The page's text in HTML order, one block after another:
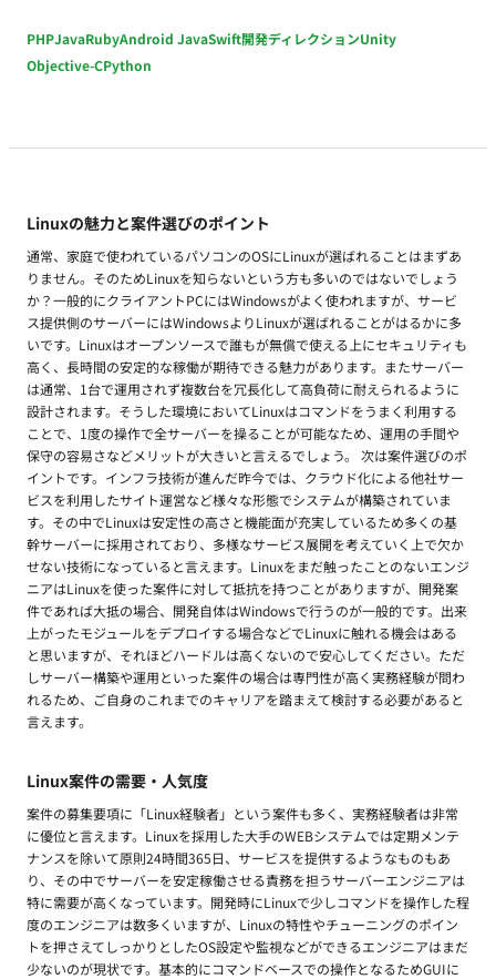
PHPJavaRubyAndroid JavaSwift開発ディレクションUnity
Objective-CPython
Linuxの魅力と案件選びのポイント
通常、家庭で使われているパソコンのOSにLinuxが選ばれることはまずあ
りません。そのためLinuxを知らないという方も多いのではないでしょう
か？一般的にクライアントPCにはWindowsがよく使われますが、サービ
ス提供側のサーバーにはWindowsよりLinuxが選ばれることがはるかに多
いです。Linuxはオープンソースで誰もが無償で使える上にセキュリティも
高く、長時間の安定的な稼働が期待できる魅力があります。またサーバー
は通常、1台で運用されず複数台を冗長化して高負荷に耐えられるように
設計されます。そうした環境においてLinuxはコマンドをうまく利用する
ことで、1度の操作で全サーバーを操ることが可能なため、運用の手間や
保守の容易さなどメリットが大きいと言えるでしょう。 次は案件選びのポ
イントです。インフラ技術が進んだ昨今では、クラウド化による他社サー
ビスを利用したサイト運営など様々な形態でシステムが構築されていま
す。その中でLinuxは安定性の高さと機能面が充実しているため多くの基
幹サーバーに採用されており、多様なサービス展開を考えていく上で欠か
せない技術になっていると言えます。Linuxをまだ触ったことのないエンジ
ニアはLinuxを使った案件に対して抵抗を持つことがありますが、開発案
件であれば大抵の場合、開発自体はWindowsで行うのが一般的です。出来
上がったモジュールをデプロイする場合などでLinuxに触れる機会はある
と思いますが、それほどハードルは高くないので安心してください。ただ
しサーバー構築や運用といった案件の場合は専門性が高く実務経験が問わ
れるため、ご自身のこれまでのキャリアを踏まえて検討する必要があると
言えます。
Linux案件の需要・人気度
案件の募集要項に「Linux経験者」という案件も多く、実務経験者は非常
に優位と言えます。Linuxを採用した大手のWEBシステムでは定期メンテ
ナンスを除いて原則24時間365日、サービスを提供するようなものもあ
り、その中でサーバーを安定稼働させる責務を担うサーバーエンジニアは
特に需要が高くなっています。開発時にLinuxで少しコマンドを操作した程
度のエンジニアは数多くいますが、Linuxの特性やチューニングのポイン
トを押さえてしっかりとしたOS設定や監視などができるエンジニアはまだ
少ないのが現状です。基本的にコマンドベースでの操作となるためGUIに